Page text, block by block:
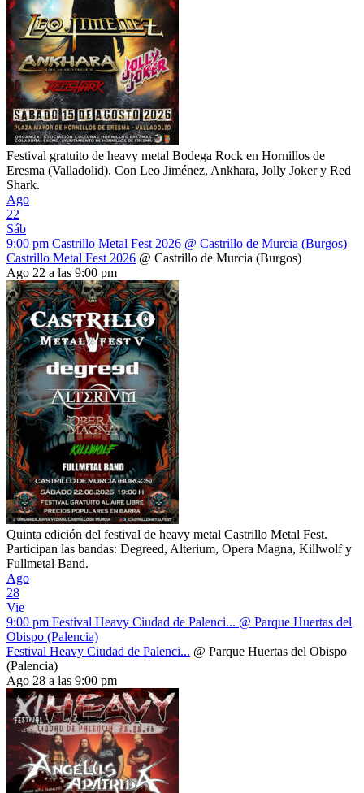
Festival gratuito de heavy metal Bodega Rock en Hornillos de
Eresma (Valladolid). Con Leo Jiménez, Ankhara, Jolly Joker y Red
Shark.
Ago
22
Sáb
9:00 pm Castrillo Metal Fest 2026 @ Castrillo de Murcia (Burgos)
Castrillo Metal Fest 2026 @ Castrillo de Murcia (Burgos)
Ago 22 a las 9:00 pm
Quinta edición del festival de heavy metal Castrillo Metal Fest.
Participan las bandas: Degreed, Alterium, Opera Magna, Killwolf y
Fullmetal Band.
Ago
28
Vie
9:00 pm Festival Heavy Ciudad de Palenci... @ Parque Huertas del
Obispo (Palencia)
Festival Heavy Ciudad de Palenci... @ Parque Huertas del Obispo
(Palencia)
Ago 28 a las 9:00 pm